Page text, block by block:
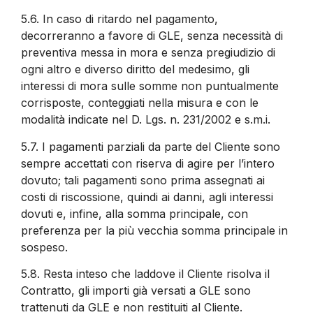
5.6. In caso di ritardo nel pagamento,
decorreranno a favore di GLE, senza necessità di
preventiva messa in mora e senza pregiudizio di
ogni altro e diverso diritto del medesimo, gli
interessi di mora sulle somme non puntualmente
corrisposte, conteggiati nella misura e con le
modalità indicate nel D. Lgs. n. 231/2002 e s.m.i.
5.7. I pagamenti parziali da parte del Cliente sono
sempre accettati con riserva di agire per l’intero
dovuto; tali pagamenti sono prima assegnati ai
costi di riscossione, quindi ai danni, agli interessi
dovuti e, infine, alla somma principale, con
preferenza per la più vecchia somma principale in
sospeso.
5.8. Resta inteso che laddove il Cliente risolva il
Contratto, gli importi già versati a GLE sono
trattenuti da GLE e non restituiti al Cliente.